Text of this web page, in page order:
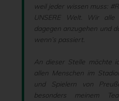
weil jeder wissen muss:
UNSERE Welt. Wir alle
dagegen anzugehen und
wenn’s passiert.
An dieser Stelle möchte
allen Menschen im
und Spielern von
besonders meinem